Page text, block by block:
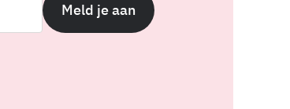
Meld je aan